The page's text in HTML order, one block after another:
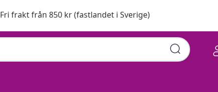
Fri frakt från 850 kr (fastlandet i Sverige)